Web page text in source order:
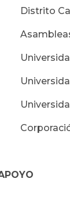
Distrito
Asambleas